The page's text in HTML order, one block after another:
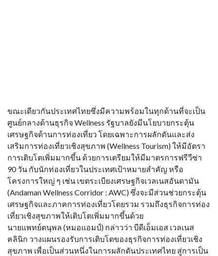
ขณะเดียวกันประเทศไทยซึ่งมีความพร้อมในทุกด้านที่จะเป็น
ศูนย์กลางด้านธุรกิจ Wellness รัฐบาลยังมีนโยบายกระตุ้น
เศรษฐกิจด้านการท่องเที่ยว โดยเฉพาะการผลักดันและส่ง
เสริมการท่องเที่ยวเชิงสุขภาพ (Wellness Tourism) ให้มีอัตรา
การเติบโตเพิ่มมากขึ้น ด้วยการเตรียมให้มีมาตรการฟรีวีซ่า
90 วัน กับนักท่องเที่ยวในประเทศเป้าหมายสำคัญ หรือ
โครงการใหญ่ ๆ เช่น เขตระเบียงเศรษฐกิจเวลเนสอันดามัน
(Andaman Wellness Corridor : AWC) ซึ่งจะมีส่วนช่วยกระตุ้น
เศรษฐกิจและภาคการท่องเที่ยวโดยรวม รวมถึงธุรกิจการท่อง
เที่ยวเชิงสุขภาพให้เติบโตเพิ่มมากขึ้นด้วย
นายแพทย์ตนุพล (หมอแอมป์) กล่าวว่า บีดีเอ็มเอส เวลเนส
คลินิก วางแผนรองรับการเติบโตของธุรกิจการท่องเที่ยวเชิง
สุขภาพ เพื่อเป็นส่วนหนึ่งในการผลักดันประเทศไทย สู่การเป็น